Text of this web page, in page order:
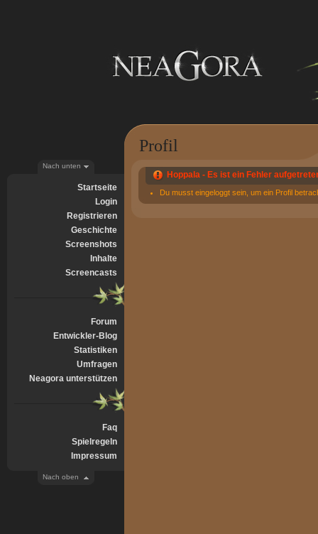
Nach unten
Startseite
Login
Registrieren
Geschichte
Screenshots
Inhalte
Screencasts
Forum
Entwickler-Blog
Statistiken
Umfragen
Neagora unterstützen
Faq
Spielregeln
Impressum
Nach oben
Profil
Hoppala - Es ist ein Fehler
Du musst eingeloggt sein, um ein Profil